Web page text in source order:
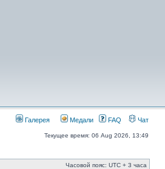
Галерея Медали FAQ Чат
Текущее время: 06 Aug 2026, 13:49
Часовой пояс: UTC + 3 часа